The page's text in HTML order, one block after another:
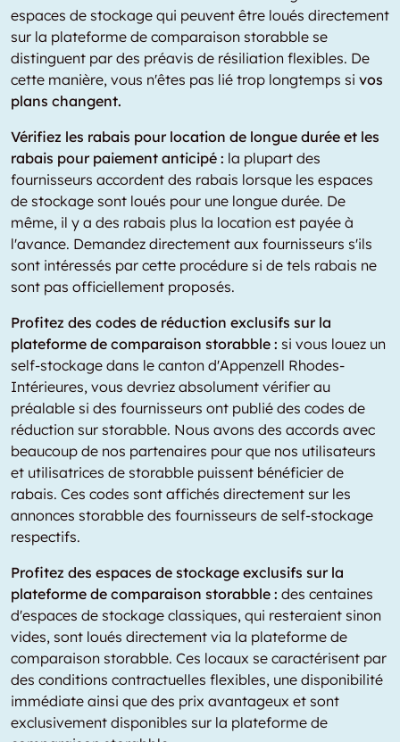
espaces de stockage qui peuvent être loués directement
sur la plateforme de comparaison storabble se
distinguent par des préavis de résiliation flexibles. De
cette manière, vous n'êtes pas lié trop longtemps si vos
plans changent.
Vérifiez les rabais pour location de longue durée et les
rabais pour paiement anticipé : la plupart des
fournisseurs accordent des rabais lorsque les espaces
de stockage sont loués pour une longue durée. De
même, il y a des rabais plus la location est payée à
l'avance. Demandez directement aux fournisseurs s'ils
sont intéressés par cette procédure si de tels rabais ne
sont pas officiellement proposés.
Profitez des codes de réduction exclusifs sur la
plateforme de comparaison storabble : si vous louez un
self-stockage dans le canton d'Appenzell Rhodes-
Intérieures, vous devriez absolument vérifier au
préalable si des fournisseurs ont publié des codes de
réduction sur storabble. Nous avons des accords avec
beaucoup de nos partenaires pour que nos utilisateurs
et utilisatrices de storabble puissent bénéficier de
rabais. Ces codes sont affichés directement sur les
annonces storabble des fournisseurs de self-stockage
respectifs.
Profitez des espaces de stockage exclusifs sur la
plateforme de comparaison storabble : des centaines
d'espaces de stockage classiques, qui resteraient sinon
vides, sont loués directement via la plateforme de
comparaison storabble. Ces locaux se caractérisent par
des conditions contractuelles flexibles, une disponibilité
immédiate ainsi que des prix avantageux et sont
exclusivement disponibles sur la plateforme de